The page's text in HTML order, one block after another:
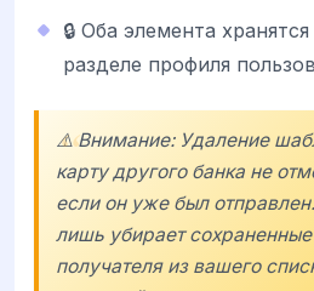
🔒 Оба элемента
разделе профиля
⚠️ Внимание: Удаление
карту другого банка не
если он уже был
лишь убирает
получателя из вашего